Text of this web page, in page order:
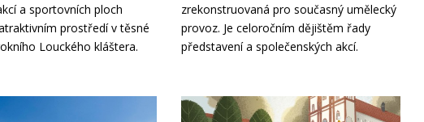
a sportovních ploch
prostředí v těsné
Louckého kláštera.
zrekonstruovaná pro současný umělecký
provoz. Je celoročním dějištěm řady
představení a společenských akcí.